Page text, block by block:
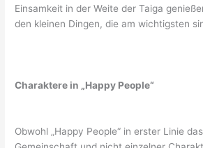
Einsamkeit in der Weite der Taiga
den kleinen Dingen, die am wichtigsten
Charaktere in „Happy People“
Obwohl „Happy People“ in erster Linie